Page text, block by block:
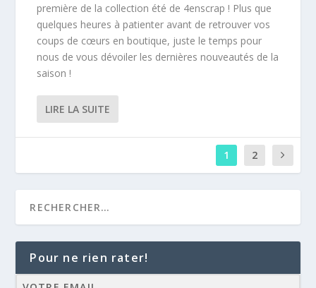
première de la collection été de 4enscrap ! Plus que
quelques heures à patienter avant de retrouver vos
coups de cœurs en boutique, juste le temps pour
nous de vous dévoiler les dernières nouveautés de la
saison !
LIRE LA SUITE
1 2
Pour ne rien rater!